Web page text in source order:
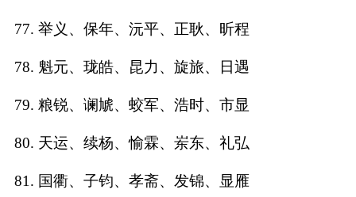
77. 举义、保年、沅平、正耿、昕程
78. 魁元、珑皓、昆力、旋旅、日遇
79. 粮锐、谰虓、蛟军、浩时、市显
80. 天运、续杨、愉霖、岽东、礼弘
81. 国衢、子钧、孝斋、发锦、显雁